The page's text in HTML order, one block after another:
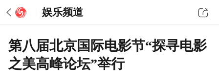
娱乐频道
第八届北京国际电影节“探寻电影
之美高峰论坛”举行